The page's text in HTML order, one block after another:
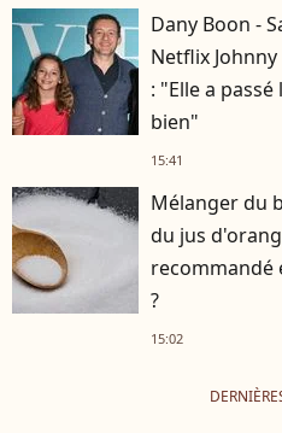
Dany Boon -
Netflix Johnny
: "Elle a
bien"
15:41
Mélanger du
du jus
recommandé
?
15:02